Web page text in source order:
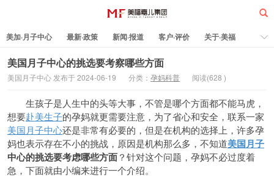
美福嘉儿
美加·月子中心 最新·政策 新闻·报道 客户·评价
关于·美福
热门·文章
所有·文章 孕妈科普 标签云
美国月子中心的挑选要考察哪些方面
美国月子中心 发布于 2024-06-19 分类： 孕妈科普 阅读(628 )
生孩子是人生中的头等大事，不管是哪个方面都不能马虎，
想要赴美生子的孕妈就更需要注意，为了省心和安全，联系一家
美国月子中心还是非常有必要的，但是在机构的选择上，许多孕
妈也表示存在不小的挑战，原因是机构那么多，不知道美国月子
中心的挑选要考虑哪些方面？针对这个问题，孕妈不必过度着
急，下面就由小编来进行一个介绍。